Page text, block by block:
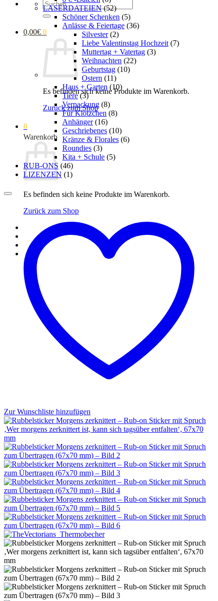
Suchen
nach:
0,00€ 0
Es befinden sich keine Produkte im Warenkorb.
Zurück zum Shop
0
Warenkorb
Es befinden sich keine Produkte im Warenkorb.
Zurück zum Shop
LASERDATEIEN (52)
Schöner Schenken (5)
Anlässe & Feiertage (36)
Silvester (2)
Liebe Valentinstag Hochzeit (7)
Muttertag + Vatertag (3)
Weihnachten (22)
Geburtstag (10)
Ostern (11)
Haus + Garten (10)
Tiere (3)
Verpackung (8)
Für Klötzchen (8)
Anhänger (16)
Geschriebenes (10)
Kränze & Florales (6)
Roundies (3)
Kita + Schule (5)
RUB-ONS (46)
LIZENZEN (1)
Zur Wunschliste hinzufügen